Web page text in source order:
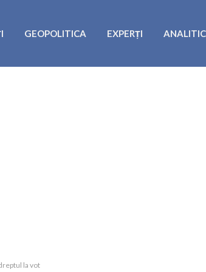
GEOPOLITICA EXPERȚI
la vot